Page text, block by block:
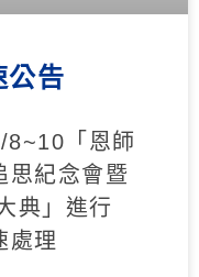
公告
8~10「恩師
思紀念會暨
典」進行
處理